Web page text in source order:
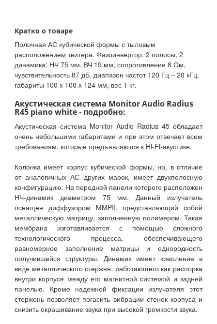
Кратко о товаре
Полочная АС кубической формы с тыловым
расположением твитера. Фазоинвертор, 2 полосы, 2
динамика: НЧ 75 мм, ВЧ 19 мм, сопротивление 8 Ом,
чувствительность 87 дБ, диапазон частот 120 Гц – 20 кГц,
габариты 100 x 100 x 124 мм, вес 1 кг.
Акустическая система Monitor Audio Radius
R45 piano white - подробно:
Акустическая система Monitor Audio Radius 45 обладает
очень небольшими габаритами и при этом отвечает всем
требованиям, которые предъявляются к Hi-Fi-акустике.
Колонка имеет корпус кубической формы, но, в отличие
от аналогичных АС других марок, имеет двухполосную
конфигурацию. На передней панели которого расположен
НЧ-динамик диаметром 75 мм. Данный излучатель
оснащен диффузором MMPII, представляющий собой
металлическую матрицу, заполненную полимером. Такая
мембрана изготавливается с помощью сложного
технологического процесса, обеспечивающего
равномерное заполнение матрицы и однородность
получившейся структуры. Динамик имеет крепление в
виде металлического стержня, работающего как распорка
внутри корпусе между его магнитной системой и задней
панелью. Кроме надежной фиксации излучателя этот
стержень позволяет погасить вибрации стенок корпуса и
снизить окрашивание звука при высокой громкости звука.